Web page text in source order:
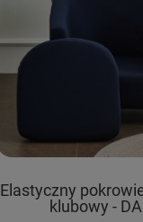
Elastyczny
klubowy -